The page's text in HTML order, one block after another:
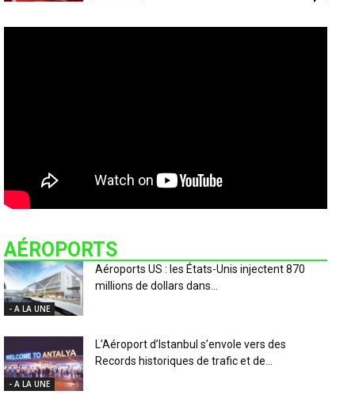
AÉROPORTS
- A LA UNE
Aéroports US : les États-Unis injectent 870
millions de dollars dans...
- A LA UNE
L’Aéroport d’Istanbul s’envole vers des
Records historiques de trafic et de...